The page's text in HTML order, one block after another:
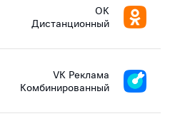
ОК
Дистанционный
VK Реклама
Комбинированный